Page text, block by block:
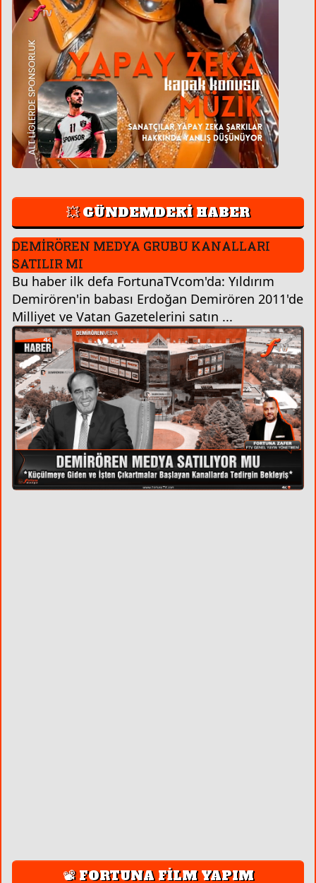
💥 GÜNDEMDEKİ HABER
DEMİRÖREN MEDYA GRUBU KANALLARI
SATILIR MI
Bu haber ilk defa FortunaTVcom'da: Yıldırım
Demirören'in babası Erdoğan Demirören 2011'de
Milliyet ve Vatan Gazetelerini satın ...
📽️ FORTUNA FİLM YAPIM